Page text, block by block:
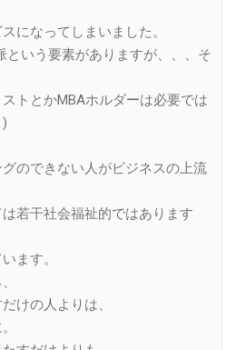
になってしまいました。
という要素がありますが、、、そ
トとかMBAホルダーは必要では
のできない人がビジネスの上流
若干社会福祉的ではあります
ます。
けの人よりは、